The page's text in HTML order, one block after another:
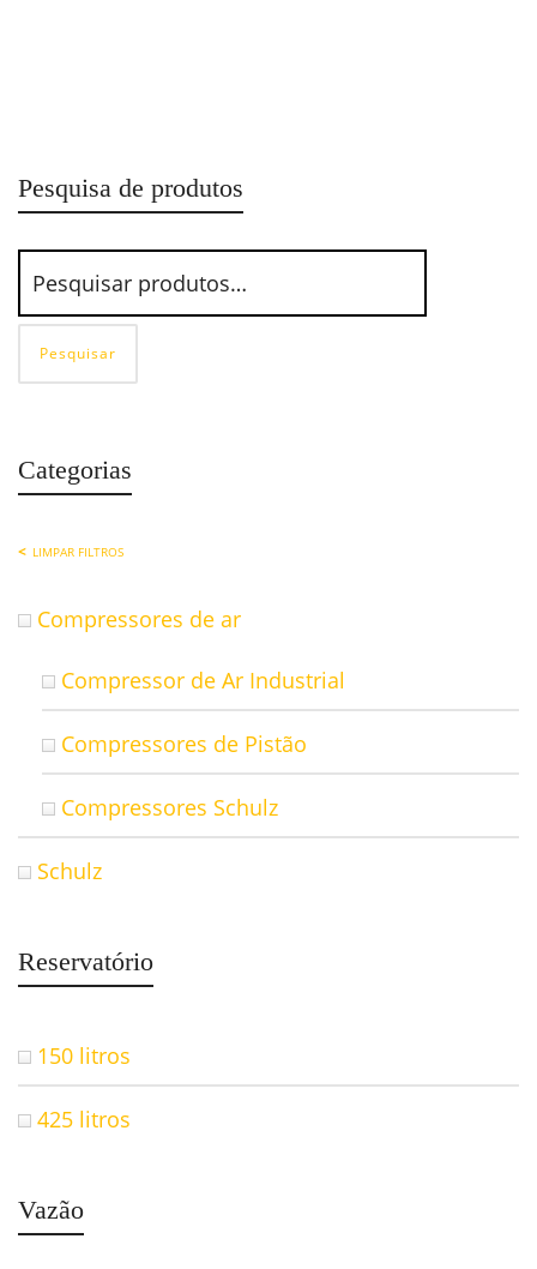
Pesquisa de produtos
Pesquisar
Categorias
LIMPAR FILTROS
Compressores de ar
Compressor de Ar Industrial
Compressores de Pistão
Compressores Schulz
Schulz
Reservatório
150 litros
425 litros
Vazão